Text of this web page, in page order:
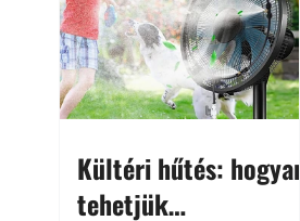
benne hagyott tárgyakra is
káros hatással lehet. Néhány
egyszerű óvintézkedéssel
azonban jelentősen
csökkenthetjük a hőség káros
Kültéri hűtés: hogyan
tehetjük